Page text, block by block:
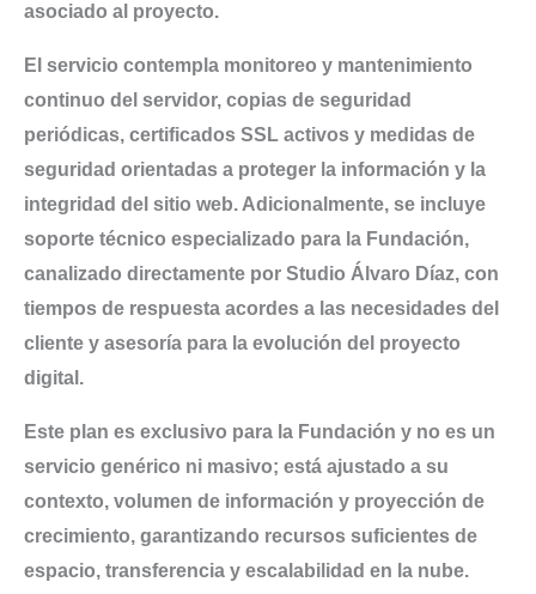
asociado al proyecto.
El servicio contempla monitoreo y mantenimiento
continuo del servidor, copias de seguridad
periódicas, certificados SSL activos y medidas de
seguridad orientadas a proteger la información y la
integridad del sitio web. Adicionalmente, se incluye
soporte técnico especializado para la Fundación,
canalizado directamente por Studio Álvaro Díaz, con
tiempos de respuesta acordes a las necesidades del
cliente y asesoría para la evolución del proyecto
digital.
Este plan es exclusivo para la Fundación y no es un
servicio genérico ni masivo; está ajustado a su
contexto, volumen de información y proyección de
crecimiento, garantizando recursos suficientes de
espacio, transferencia y escalabilidad en la nube.